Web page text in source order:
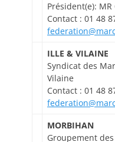
Président(e): MR
Contact : 01 48
ILLE & VILAINE
Syndicat des
Vilaine
Contact : 01 48
MORBIHAN
Groupement